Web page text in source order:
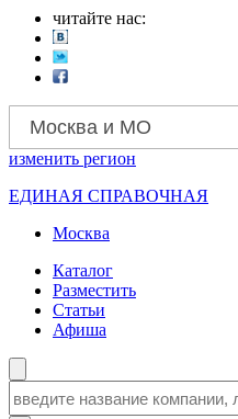
читайте нас:
Москва и МО
изменить регион
ЕДИНАЯ СПРАВОЧНАЯ
Москва
Каталог
Разместить
Статьи
Афиша